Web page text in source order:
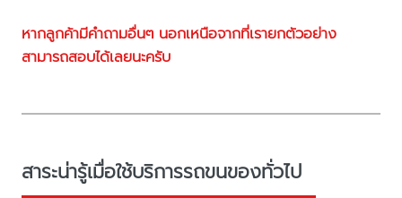
หากลูกค้ามีคำถามอื่นๆ นอกเหนือจากที่เรายกตัวอย่าง
สามารถสอบได้เลยนะครับ
สาระน่ารู้เมื่อใช้บริการรถขนของทั่วไป